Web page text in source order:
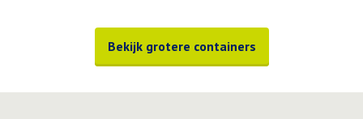
Bekijk grotere containers